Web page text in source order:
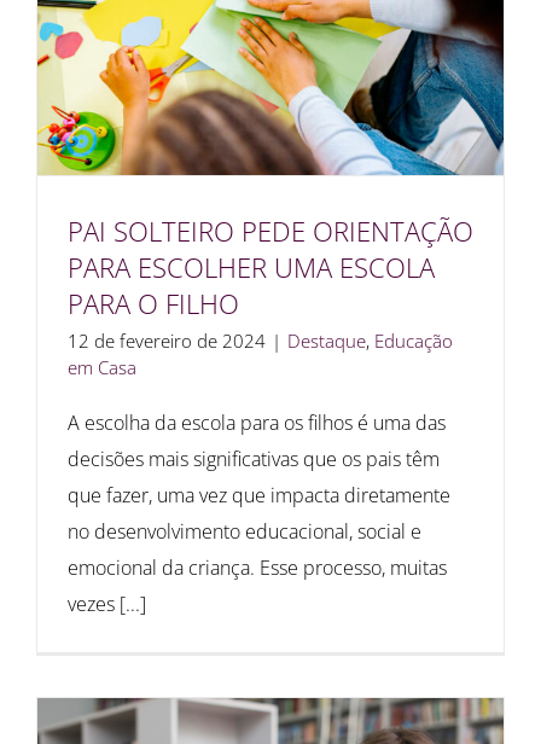
PAI SOLTEIRO PEDE ORIENTAÇÃO
PARA ESCOLHER UMA ESCOLA
PARA O FILHO
12 de fevereiro de 2024 | Destaque, Educação
em Casa
A escolha da escola para os filhos é uma das
decisões mais significativas que os pais têm
que fazer, uma vez que impacta diretamente
no desenvolvimento educacional, social e
emocional da criança. Esse processo, muitas
vezes [...]